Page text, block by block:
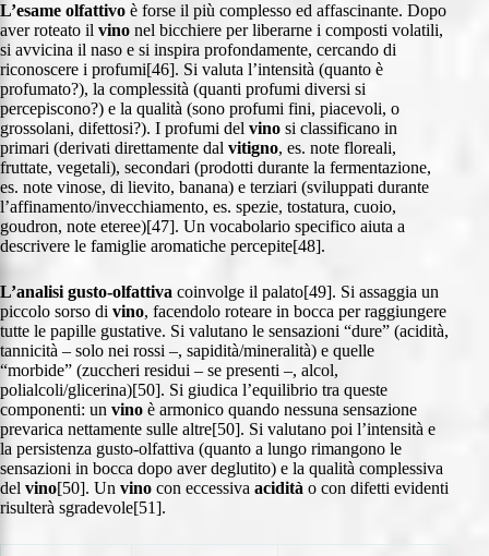
L’esame olfattivo è forse il più complesso ed affascinante. Dopo
aver roteato il vino nel bicchiere per liberarne i composti volatili,
si avvicina il naso e si inspira profondamente, cercando di
riconoscere i profumi[46]. Si valuta l’intensità (quanto è
profumato?), la complessità (quanti profumi diversi si
percepiscono?) e la qualità (sono profumi fini, piacevoli, o
grossolani, difettosi?). I profumi del vino si classificano in
primari (derivati direttamente dal vitigno, es. note floreali,
fruttate, vegetali), secondari (prodotti durante la fermentazione,
es. note vinose, di lievito, banana) e terziari (sviluppati durante
l’affinamento/invecchiamento, es. spezie, tostatura, cuoio,
goudron, note eteree)[47]. Un vocabolario specifico aiuta a
descrivere le famiglie aromatiche percepite[48].
L’analisi gusto-olfattiva coinvolge il palato[49]. Si assaggia un
piccolo sorso di vino, facendolo roteare in bocca per raggiungere
tutte le papille gustative. Si valutano le sensazioni “dure” (acidità,
tannicità – solo nei rossi –, sapidità/mineralità) e quelle
“morbide” (zuccheri residui – se presenti –, alcol,
polialcoli/glicerina)[50]. Si giudica l’equilibrio tra queste
componenti: un vino è armonico quando nessuna sensazione
prevarica nettamente sulle altre[50]. Si valutano poi l’intensità e
la persistenza gusto-olfattiva (quanto a lungo rimangono le
sensazioni in bocca dopo aver deglutito) e la qualità complessiva
del vino[50]. Un vino con eccessiva acidità o con difetti evidenti
risulterà sgradevole[51].